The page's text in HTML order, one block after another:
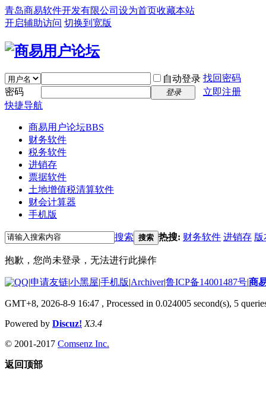
青岛商易软件开发有限公司 设为首页收藏本站
开启辅助访问 切换到宽版
自动登录 找回密码
密码
登录
立即注册
快捷导航
商易用户论坛BBS
财务软件
税务软件
进销存
票据软件
土地增值税清算软件
财会计算器
手机版
搜索 搜索 热搜: 财务软件 进销存 版
抱歉，您尚未登录，无法进行此操作
|申请友链|小黑屋|手机版|Archiver|鲁ICP备14001487号|商
GMT+8, 2026-8-9 16:47 , Processed in 0.024005 second(s), 5
Powered by Discuz! X3.4
© 2001-2017 Comsenz Inc.
返回顶部